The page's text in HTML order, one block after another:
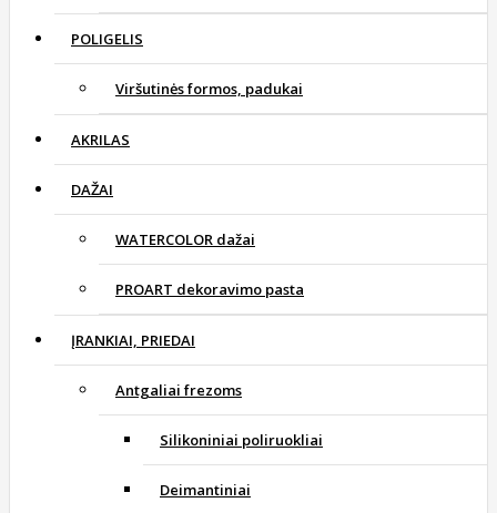
POLIGELIS
Viršutinės formos, padukai
AKRILAS
DAŽAI
WATERCOLOR dažai
PROART dekoravimo pasta
ĮRANKIAI, PRIEDAI
Antgaliai frezoms
Silikoniniai poliruokliai
Deimantiniai